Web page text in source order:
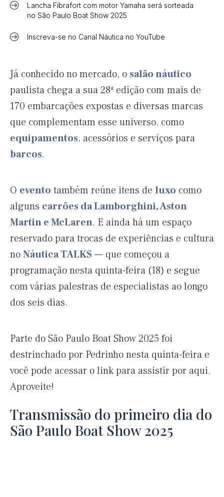
Lancha Fibrafort com motor Yamaha será sorteada
no São Paulo Boat Show 2025
Inscreva-se no Canal Náutica no YouTube
Já conhecido no mercado, o salão náutico
paulista chega a sua 28ª edição com mais de
170 embarcações expostas e diversas marcas
que complementam esse universo, como
equipamentos, acessórios e serviços para
barcos.
O evento também reúne itens de luxo como
alguns carrões da Lamborghini, Aston
Martin e McLaren. E ainda há um espaço
reservado para trocas de experiências e cultura
noNáutica TALKS — que começou a
programação nesta quinta-feira (18) e segue
com várias palestras de especialistas ao longo
dos seis dias.
Parte do São Paulo Boat Show 2025 foi
destrinchado por Pedrinho nesta quinta-feira e
você pode acessar o link para assistir por aqui.
Aproveite!
Transmissão do primeiro dia do
São Paulo Boat Show 2025